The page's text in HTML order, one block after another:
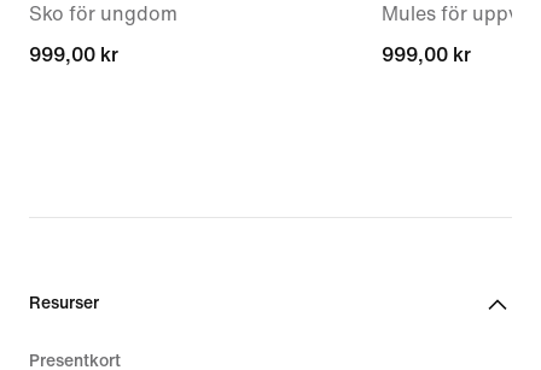
Sko för ungdom
999,00 kr
999,00 kr
Mules för
999,00 kr
999,00 kr
Resurser
Presentkort